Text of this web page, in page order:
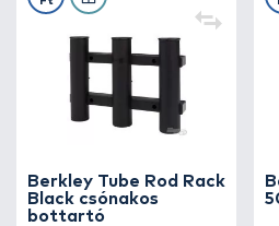
Berkley Tube Rod Rack
Black csónakos
bottartó